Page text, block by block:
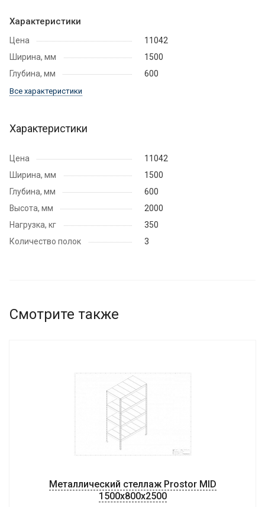
Характеристики
Цена
11042
Ширина, мм
1500
Глубина, мм
600
Все характеристики
Характеристики
Цена
11042
Ширина, мм
1500
Глубина, мм
600
Высота, мм
2000
Нагрузка, кг
350
Количество полок
3
Смотрите также
Металлический стеллаж Prostor MID
1500x800x2500